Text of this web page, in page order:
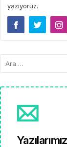
yazıyoruz.